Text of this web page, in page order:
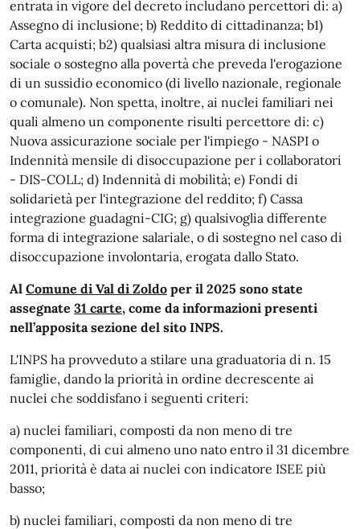
entrata in vigore del decreto includano percettori di: a)
Assegno di inclusione; b) Reddito di cittadinanza; b1)
Carta acquisti; b2) qualsiasi altra misura di inclusione
sociale o sostegno alla povertà che preveda l'erogazione
di un sussidio economico (di livello nazionale, regionale
o comunale). Non spetta, inoltre, ai nuclei familiari nei
quali almeno un componente risulti percettore di: c)
Nuova assicurazione sociale per l'impiego - NASPI o
Indennità mensile di disoccupazione per i collaboratori
- DIS-COLL; d) Indennità di mobilità; e) Fondi di
solidarietà per l'integrazione del reddito; f) Cassa
integrazione guadagni-CIG; g) qualsivoglia differente
forma di integrazione salariale, o di sostegno nel caso di
disoccupazione involontaria, erogata dallo Stato.
Al Comune di Val di Zoldo per il 2025 sono state
assegnate 31 carte, come da informazioni presenti
nell’apposita sezione del sito INPS.
L'INPS ha provveduto a stilare una graduatoria di n. 15
famiglie, dando la priorità in ordine decrescente ai
nuclei che soddisfano i seguenti criteri:
a) nuclei familiari, composti da non meno di tre
componenti, di cui almeno uno nato entro il 31 dicembre
2011, priorità è data ai nuclei con indicatore ISEE più
basso;
b) nuclei familiari, composti da non meno di tre